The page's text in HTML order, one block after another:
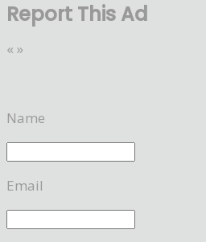
Report This Ad
« »
Name
Email